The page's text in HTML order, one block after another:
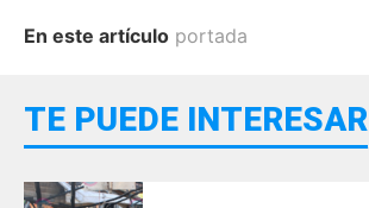
En este artículo portada
TE PUEDE INTERESAR